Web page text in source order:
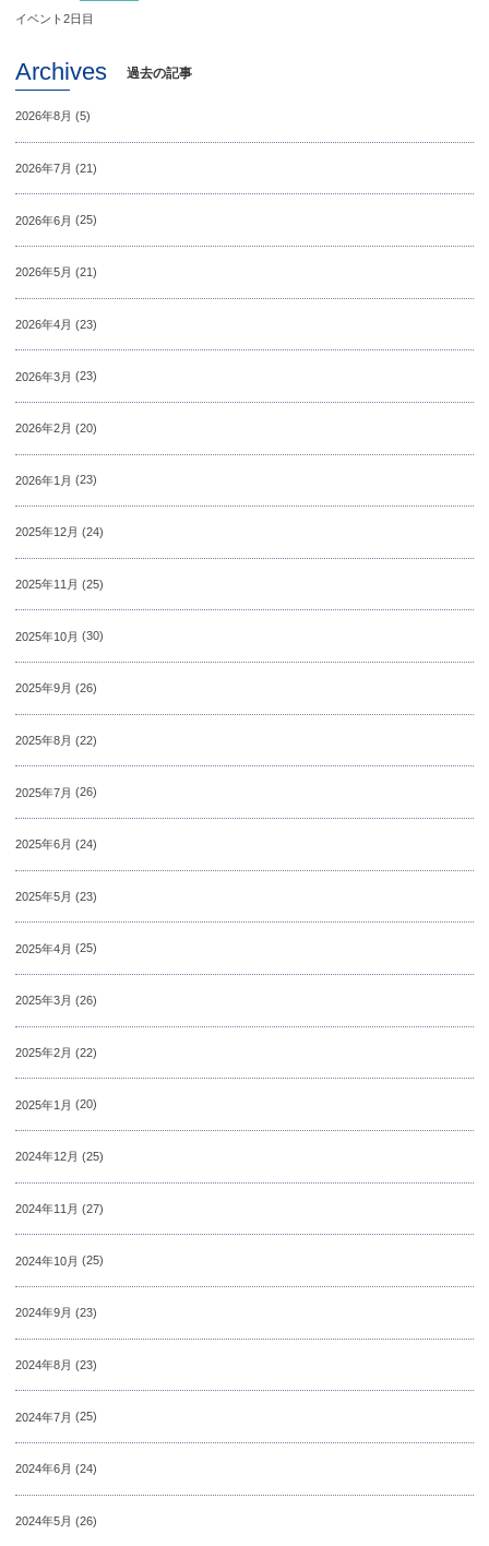
イベント2日目
Archives 過去の記事
2026年8月 (5)
2026年7月 (21)
2026年6月 (25)
2026年5月 (21)
2026年4月 (23)
2026年3月 (23)
2026年2月 (20)
2026年1月 (23)
2025年12月 (24)
2025年11月 (25)
2025年10月 (30)
2025年9月 (26)
2025年8月 (22)
2025年7月 (26)
2025年6月 (24)
2025年5月 (23)
2025年4月 (25)
2025年3月 (26)
2025年2月 (22)
2025年1月 (20)
2024年12月 (25)
2024年11月 (27)
2024年10月 (25)
2024年9月 (23)
2024年8月 (23)
2024年7月 (25)
2024年6月 (24)
2024年5月 (26)